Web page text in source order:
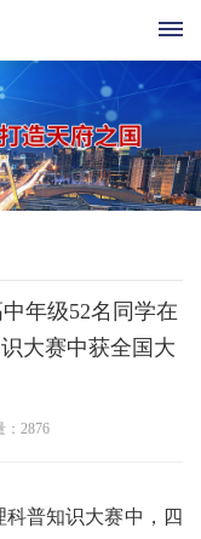
年级52名同学在
大赛中获全国大
2876
普知识大赛中，四